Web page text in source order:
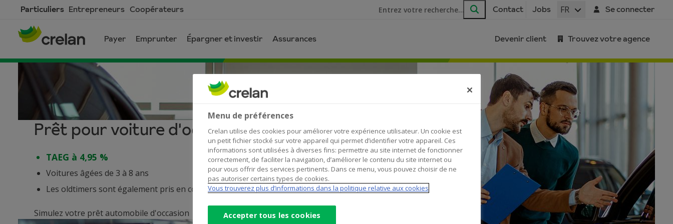
main
content
Particuliers Entrepreneurs Coopérateurs
Je cherche
Rechercher
Contact Jobs FR Se connecter
Payer Emprunter Épargner et investir Assurances Devenir client Trouvez votre agence
Prêt
pour
voiture
Prêt pour voiture d'occasion
TAEG à 4,95 %
Voitures âgées de 3 à 8 ans
Les oldtimers sont également pris en compte (âgés d’au moins 30 ans).
Simulez votre prêt automobile d'occasion Prenez rendez-vous
Menu de préférences
Crelan utilise des cookies pour améliorer votre expérience utilisateur. Un cookie est
un petit fichier stocké sur votre appareil qui permet d’identifier votre appareil. Ces
informations sont utilisées à diverses fins: permettre au site internet de fonctionner
correctement, de faciliter la navigation, d’améliorer le contenu du site internet ou
pour vous offrir des services pertinents. Dans ce menu, vous pouvez choisir de ne
pas autoriser certains types de cookies.
Vous trouverez plus d’informations dans la politique relative aux cookies
Accepter tous les cookies